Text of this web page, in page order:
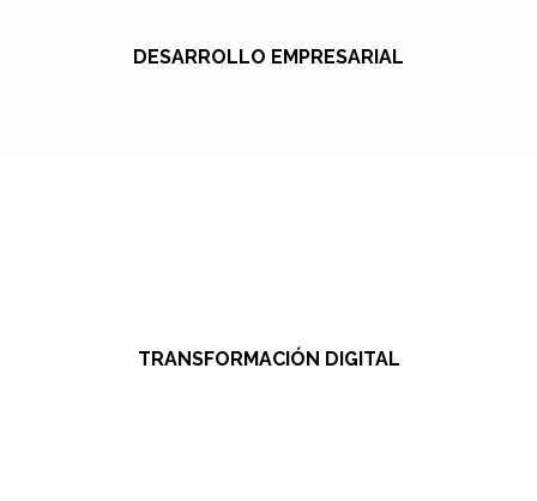
DESARROLLO EMPRESARIAL
TRANSFORMACIÓN DIGITAL